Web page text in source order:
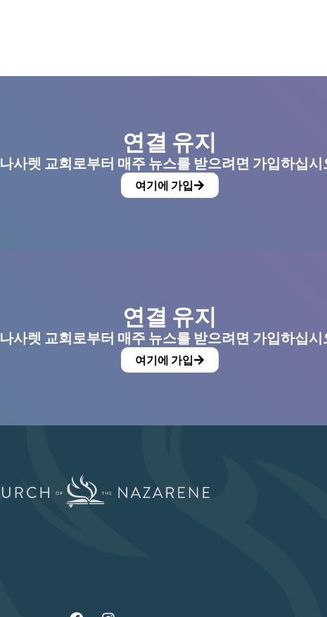
연결 유지
나사렛 교회로부터 매주 뉴스를 받으려면 가입하십시
여기에 가입
연결 유지
나사렛 교회로부터 매주 뉴스를 받으려면 가입하십시
여기에 가입